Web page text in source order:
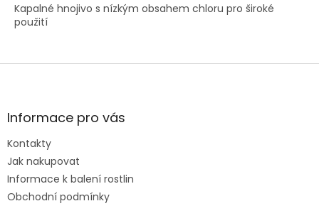
Kapalné hnojivo s nízkým obsahem chloru pro široké
použití
Z
aInformace pro vás
Kontakty
Jak nakupovat
Informace k balení rostlin
Obchodní podmínky